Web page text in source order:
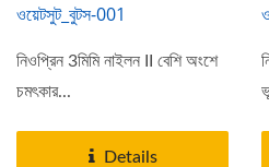
ওয়েটসুট_বুটস-001
নিওপ্রিন 3মিমি নাইলন II বেশি অংশে
চমৎকার...
Details